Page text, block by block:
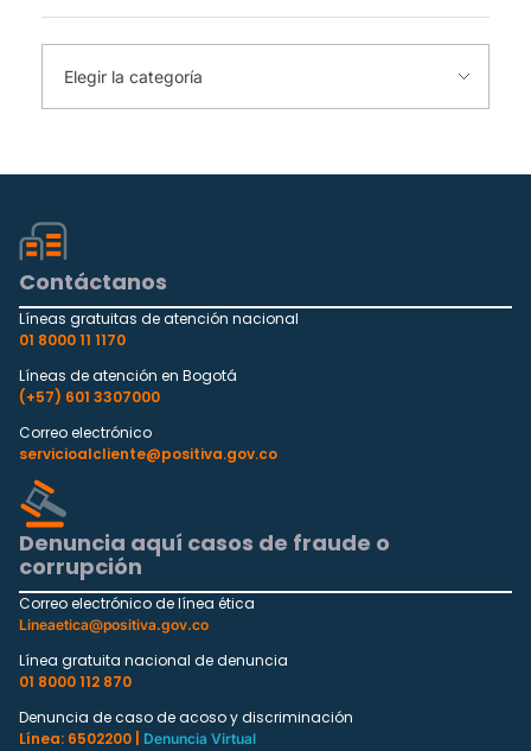
Contáctanos
Líneas gratuitas de atención nacional
01 8000 11 1170
Líneas de atención en Bogotá
(+57) 601 3307000
Correo electrónico
servicioalcliente@positiva.gov.co
Denuncia aquí casos de fraude o
corrupción
Correo electrónico de línea ética
Lineaetica@positiva.gov.co
Línea gratuita nacional de denuncia
01 8000 112 870
Denuncia de caso de acoso y discriminación
Línea: 6502200 |
Denuncia Virtual